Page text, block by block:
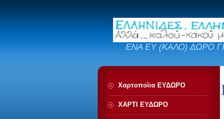
ΕΝΑ ΕΥ (ΚΑΛΟ) ΔΩΡΟ
Χαρτοποϊια ΕΥΔΩΡΟ
ΧΑΡΤΙ ΕΥΔΩΡΟ